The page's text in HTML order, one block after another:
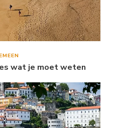
wat je moet weten